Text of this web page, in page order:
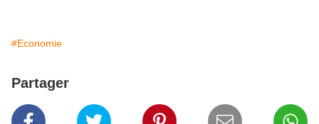
#Economie
Partager